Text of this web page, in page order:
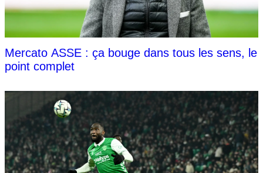
Mercato ASSE : ça bouge dans tous les sens, le
point complet